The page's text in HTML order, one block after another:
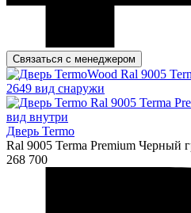
Связаться с менеджером
Дверь Termo
Ral 9005 Terma Premium Черный
268 700